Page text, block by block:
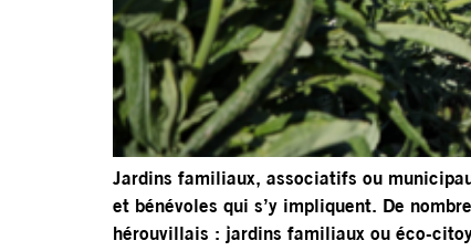
Jardins familiaux, associatifs ou
et bénévoles qui s’y impliquent. De
hérouvillais : jardins familiaux ou éco-